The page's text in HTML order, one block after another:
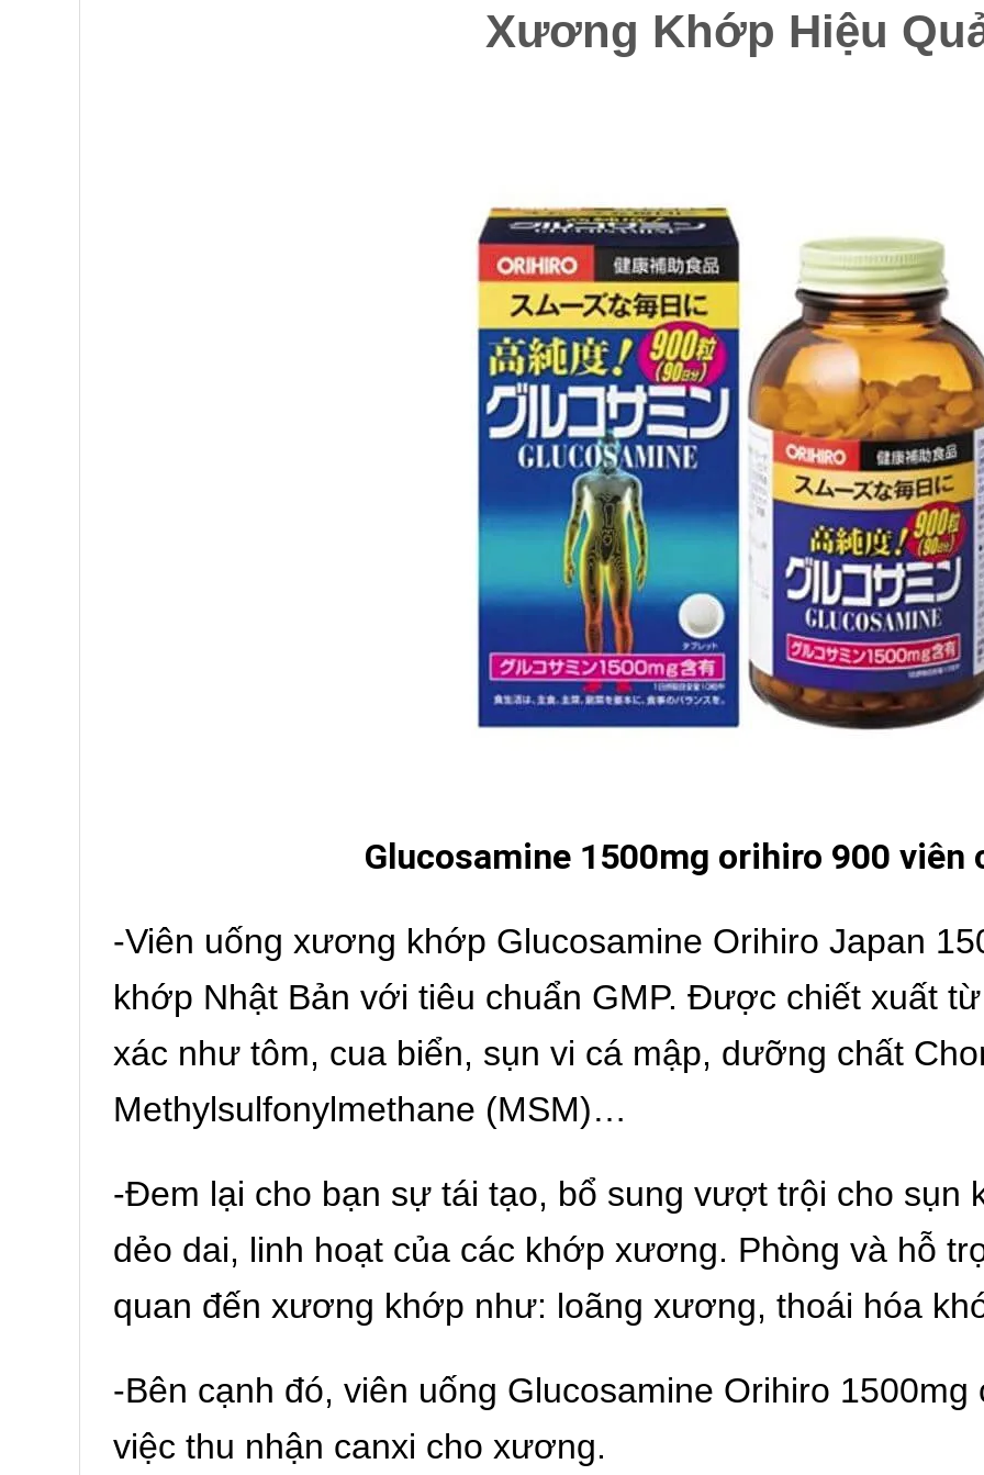
Xương Khớp Hiệu
Glucosamine 1500mg orihiro 900 viên
-Viên uống xương khớp Glucosamine Orihiro Japan
khớp Nhật Bản với tiêu chuẩn GMP. Được chiết xuất
xác như tôm, cua biển, sụn vi cá mập, dưỡng chất
Methylsulfonylmethane (MSM)…
-Đem lại cho bạn sự tái tạo, bổ sung vượt trội cho sụn
dẻo dai, linh hoạt của các khớp xương. Phòng và hỗ
quan đến xương khớp như: loãng xương, thoái hóa
-Bên cạnh đó, viên uống Glucosamine Orihiro
việc thu nhận canxi cho xương.